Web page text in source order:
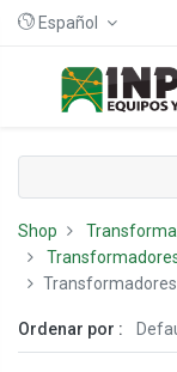
Español
Shop
Ordenar por :